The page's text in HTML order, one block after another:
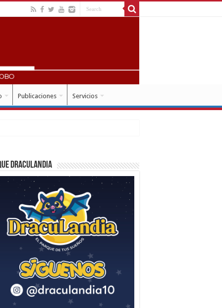
Publicaciones Servicios
Draculandia